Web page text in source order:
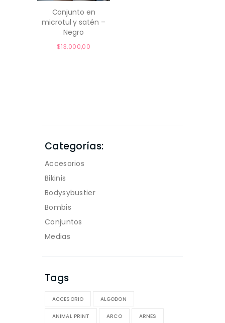
comprar
Conjunto en
microtul y satén –
Negro
$13.000,00
Categorías:
Accesorios
Bikinis
Bodysybustier
Bombis
Conjuntos
Medias
Tags
ACCESORIO ALGODON
ANIMAL PRINT ARCO ARNES